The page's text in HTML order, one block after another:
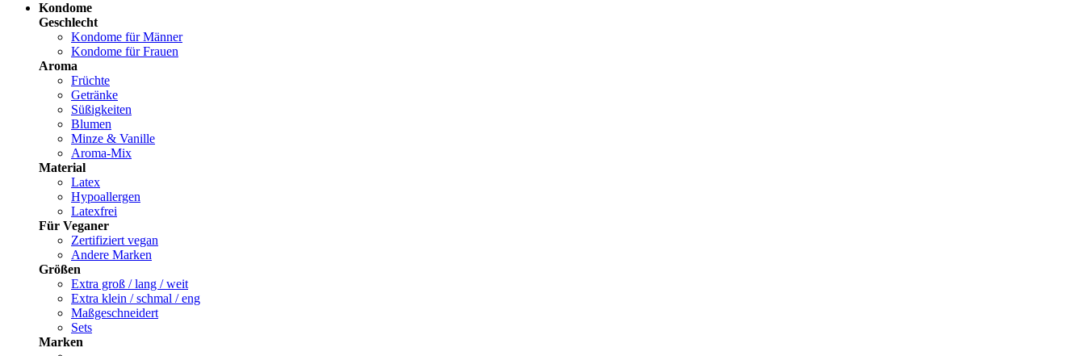
Kondome
Geschlecht
Kondome für Männer
Kondome für Frauen
Aroma
Früchte
Getränke
Süßigkeiten
Blumen
Minze & Vanille
Aroma-Mix
Material
Latex
Hypoallergen
Latexfrei
Für Veganer
Zertifiziert vegan
Andere Marken
Größen
Extra groß / lang / weit
Extra klein / schmal / eng
Maßgeschneidert
Sets
Marken